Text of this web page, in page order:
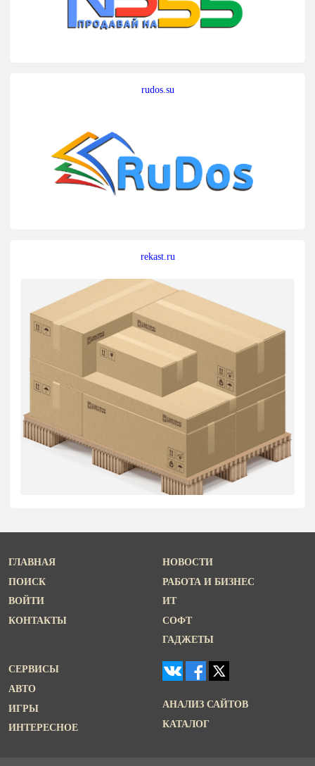
rudos.su
rekast.ru
ГЛАВНАЯ
ПОИСК
ВОЙТИ
КОНТАКТЫ
НОВОСТИ
РАБОТА И БИЗНЕС
ИТ
СОФТ
ГАДЖЕТЫ
СЕРВИСЫ
АВТО
ИГРЫ
ИНТЕРЕСНОЕ
АНАЛИЗ САЙТОВ
КАТАЛОГ